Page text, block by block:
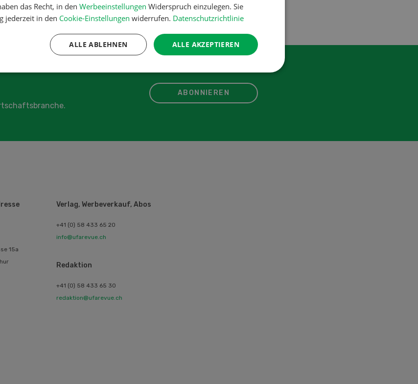
ABONNIEREN
15a
Verlag, Werbeverkauf, Abos
+41 (0) 58 433 65 20
info@ufarevue.ch
Redaktion
+41 (0) 58 433 65 30
redaktion@ufarevue.ch
das Recht, in den Werbeeinstellungen Widerspruch einzulegen. Sie
jederzeit in den Cookie-Einstellungen widerrufen. Datenschutzrichtlinie
ALLE AKZEPTIEREN
ALLE ABLEHNEN